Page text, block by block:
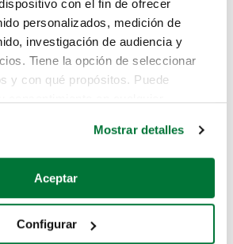
con el fin de ofrecer
personalizados, medición de
investigación de audiencia y
Tiene la opción de seleccionar
y con qué propósitos. Puede
quisiéramos:
sobre su ubicación geográfica
analizándolo activamente
Mostrar detalles
Aceptar
Configurar
hasta aquí.
el coche que estás
de estos enlaces:
mano